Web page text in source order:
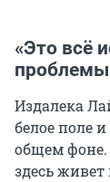
«Это всё
Издалека
белое поле
общем
здесь живет